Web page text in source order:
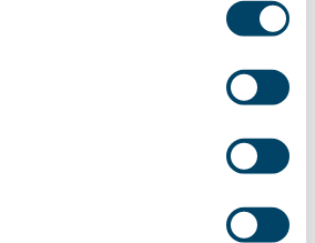
säkerhetsstrykbord med timer